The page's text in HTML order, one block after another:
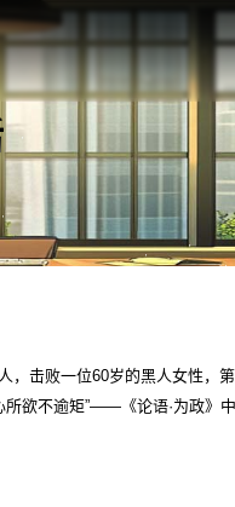
二次坐上总统宝座。 不敢想象我78岁，会是
子说的“七十而从心所欲不逾矩”——《论语·为政